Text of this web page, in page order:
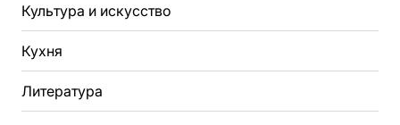
Культура и искусство
Кухня
Литература